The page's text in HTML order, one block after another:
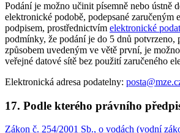
Podání je možno učinit písemně nebo ústně
elektronické podobě, podepsané zaručeným
podpisem, prostřednictvím elektronické
podmínky, že podání je do 5 dnů potvrzeno,
způsobem uvedeným ve větě první, je
veřejné datové sítě bez použití zaručeného
Elektronická adresa podatelny:
17. Podle kterého právního
Zákon č. 254/2001 Sb., o vodách (vodní